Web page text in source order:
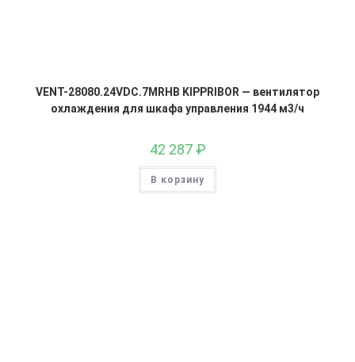
VENT-28080.24VDC.7MRHB KIPPRIBOR — вентилятор
охлаждения для шкафа управления 1944 м3/ч
42 287 ₽
В корзину